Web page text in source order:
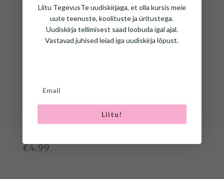
SEOTUD TOOTED
€4.99
Liitu TegevusTe uudiskirjaga, et olla kursis meie
uute teenuste, koolituste ja üritustega.
Uudiskirja tellimisest saad loobuda igal ajal.
Vastavad juhised leiad iga uudiskirja lõpust.
Liitu!